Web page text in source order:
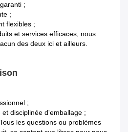
;
;
flexibles ;
et services efficaces, nous
des deux ici et ailleurs.
;
disciplinée d'emballage ;
les questions ou problèmes